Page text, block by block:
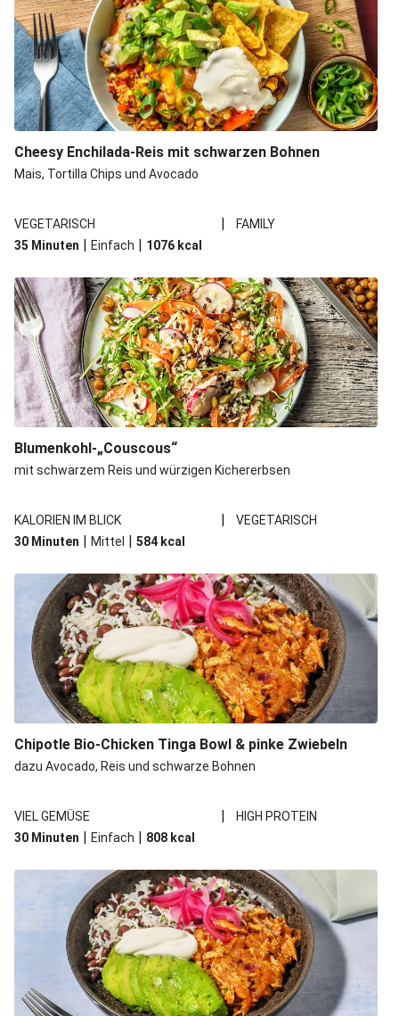
Putenbrust mit winterlichen Orangen-Karotten
Griechische Hackspieße in Tomatensoße
Cheesy Enchilada-Reis mit schwarzen Bohnen
Mais, Tortilla Chips und Avocado
VEGETARISCH |
FAMILY
35 Minuten | Einfach | 1076 kcal
Blumenkohl-„Couscous“
mit schwarzem Reis und würzigen Kichererbsen
KALORIEN IM BLICK |
VEGETARISCH
30 Minuten | Mittel | 584 kcal
Chipotle Bio-Chicken Tinga Bowl & pinke Zwiebeln
dazu Avocado, Reis und schwarze Bohnen
VIEL GEMÜSE |
HIGH PROTEIN
30 Minuten | Einfach | 808 kcal